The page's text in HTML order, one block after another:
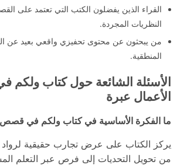
القراء الذين يفضلون الكتب التي تعتمد على
النظريات المجردة.
من يبحثون عن محتوى تحفيزي واقعي بعيد عن
المنطقية.
الأسئلة الشائعة حول كتاب
الأعمال عبرة
ما الفكرة الأساسية في كتاب ولكم في قصص
يركز الكتاب على عرض تجارب حقيقية
من تحويل التحديات إلى فرص عبر التعلم